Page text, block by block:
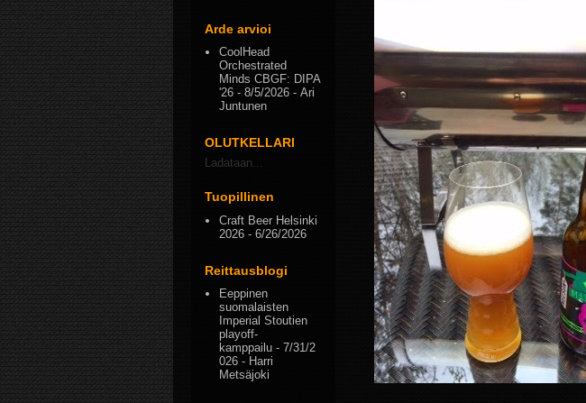
Arde arvioi
CoolHead
Orchestrated
Minds CBGF: DIPA
'26 - 8/5/2026 - Ari
Juntunen
OLUTKELLARI
Ladataan...
Tuopillinen
Craft Beer Helsinki
2026 - 6/26/2026
Reittausblogi
Eeppinen
suomalaisten
Imperial Stoutien
playoff-
kamppailu - 7/31/2
026 - Harri
Metsäjoki